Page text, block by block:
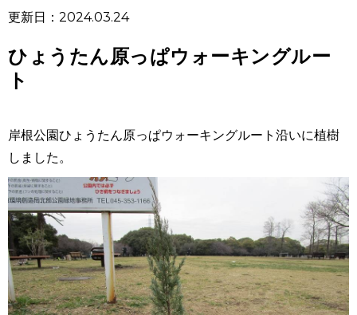
更新日：2024.03.24
ひょうたん原っぱウォーキングルー
ト
岸根公園ひょうたん原っぱウォーキングルート沿いに植樹
しました。